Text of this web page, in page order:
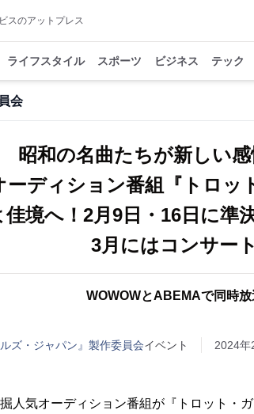
スのアットプレス
ライフスタイル スポーツ ビジネス テック
会
昭和の名曲たちが新しい
ーディション番組『トロッ
境へ！2月9日・16日に準
3月にはコンサー
WOWOWとABEMAで同時放
ズ・ジャパン』製作委員会イベント 2024年
人気オーディション番組が『トロット・